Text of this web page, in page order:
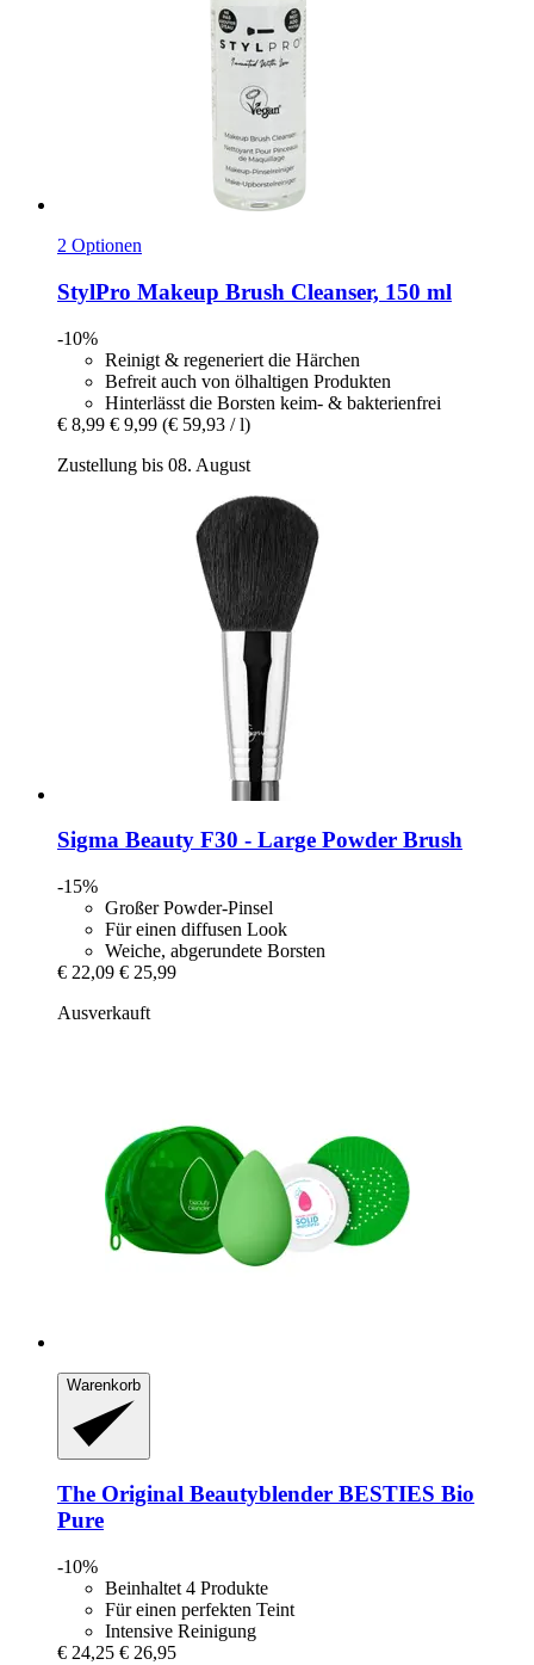
2 Optionen
StylPro Makeup Brush Cleanser, 150 ml
-10%
Reinigt & regeneriert die Härchen
Befreit auch von ölhaltigen Produkten
Hinterlässt die Borsten keim- & bakterienfrei
€ 8,99 € 9,99 (€ 59,93 / l)
Zustellung bis 08. August
Sigma Beauty F30 -​ Large Powder Brush
-15%
Großer Powder-Pinsel
Für einen diffusen Look
Weiche, abgerundete Borsten
€ 22,09 € 25,99
Ausverkauft
Warenkorb
The Original Beautyblender BESTIES Bio
Pure
-10%
Beinhaltet 4 Produkte
Für einen perfekten Teint
Intensive Reinigung
€ 24,25 € 26,95